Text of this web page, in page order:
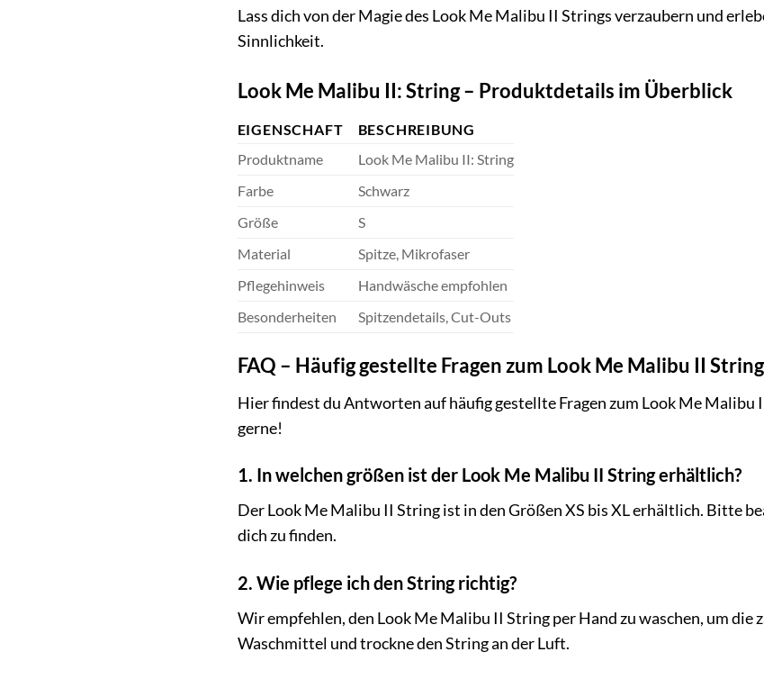
Lass dich von der Magie des Look Me Malibu II Strings verzaubern und
Sinnlichkeit.
Look Me Malibu II: String – Produktdetails im Überblick
EIGENSCHAFT
BESCHREIBUNG
Produktname
Look Me Malibu II: String
Farbe
Schwarz
Größe
S
Material
Spitze, Mikrofaser
Pflegehinweis
Handwäsche empfohlen
Besonderheiten
Spitzendetails, Cut-Outs
FAQ – Häufig gestellte Fragen zum Look Me Malibu II String
Hier findest du Antworten auf häufig gestellte Fragen zum Look Me
gerne!
1. In welchen größen ist der Look Me Malibu II String erhältlich?
Der Look Me Malibu II String ist in den Größen XS bis XL erhältlich. Bitte
dich zu finden.
2. Wie pflege ich den String richtig?
Wir empfehlen, den Look Me Malibu II String per Hand zu waschen, um
Waschmittel und trockne den String an der Luft.